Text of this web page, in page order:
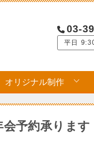
03-
平日
オリジナル制作
予約承ります